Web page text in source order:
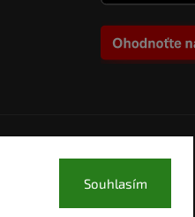
Souhlasím